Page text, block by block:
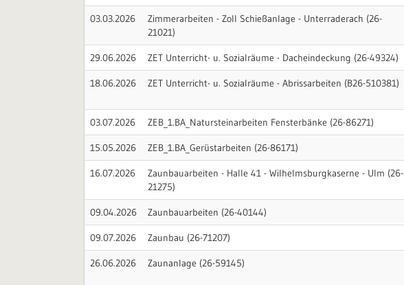
03.03.2026
Zimmerarbeiten - Zoll Schießanlage - Unterraderach (26-
21021)
29.06.2026 ZET Unterricht- u. Sozialräume - Dacheindeckung (26-49324)
18.06.2026 ZET Unterricht- u. Sozialräume - Abrissarbeiten (B26-510381)
03.07.2026 ZEB_1.BA_Natursteinarbeiten Fensterbänke (26-86271)
15.05.2026 ZEB_1.BA_Gerüstarbeiten (26-86171)
16.07.2026
Zaunbauarbeiten - Halle 41 - Wilhelmsburgkaserne - Ulm (26-
21275)
09.04.2026 Zaunbauarbeiten (26-40144)
09.07.2026 Zaunbau (26-71207)
26.06.2026 Zaunanlage (26-59145)